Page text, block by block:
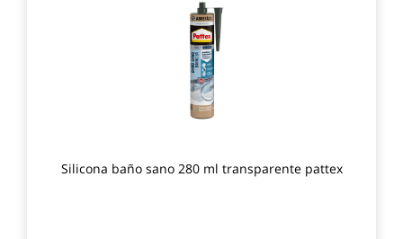
Silicona baño sano 280 ml transparente pattex